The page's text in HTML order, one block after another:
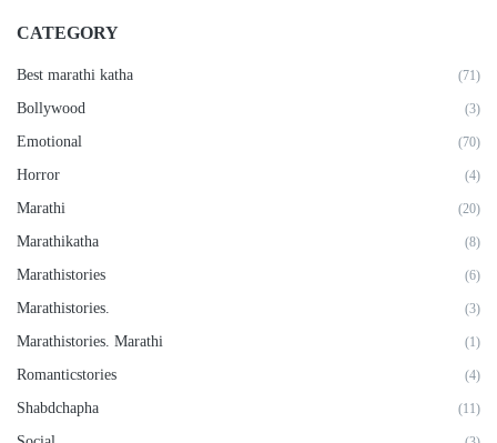
CATEGORY
Best marathi katha (71)
Bollywood (3)
Emotional (70)
Horror (4)
Marathi (20)
Marathikatha (8)
Marathistories (6)
Marathistories. (3)
Marathistories. Marathi (1)
Romanticstories (4)
Shabdchapha (11)